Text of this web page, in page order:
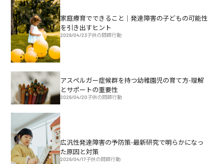
家庭療育でできること｜発達障害の子どもの可能性
を引き出すヒント
2026/04/23子供の問題行動
アスペルガー症候群を持つ幼稚園児の育て方-理解
とサポートの重要性
2026/04/20子供の問題行動
広汎性発達障害の予防策-最新研究で明らかになっ
た原因と対策
2026/04/17子供の問題行動